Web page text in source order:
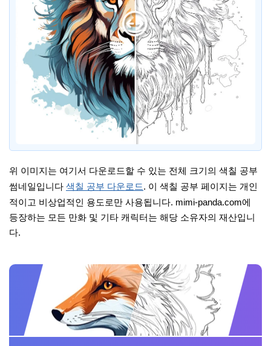
위 이미지는 여기서 다운로드할 수 있는 전체 크기의 색칠 공부
썸네일입니다 색칠 공부 다운로드. 이 색칠 공부 페이지는 개인
적이고 비상업적인 용도로만 사용됩니다. mimi-panda.com에
등장하는 모든 만화 및 기타 캐릭터는 해당 소유자의 재산입니
다.